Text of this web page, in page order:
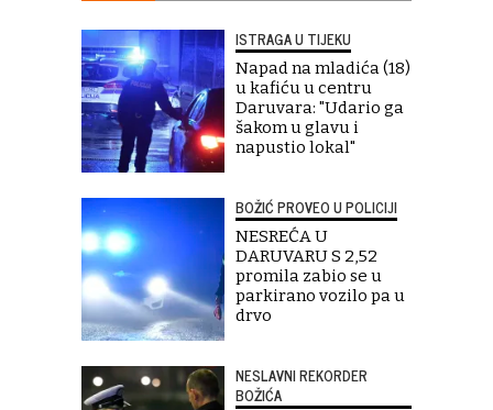
ISTRAGA U TIJEKU
Napad na mladića (18)
u kafiću u centru
Daruvara: "Udario ga
šakom u glavu i
napustio lokal"
BOŽIĆ PROVEO U POLICIJI
NESREĆA U
DARUVARU S 2,52
promila zabio se u
parkirano vozilo pa u
drvo
NESLAVNI REKORDER
BOŽIĆA